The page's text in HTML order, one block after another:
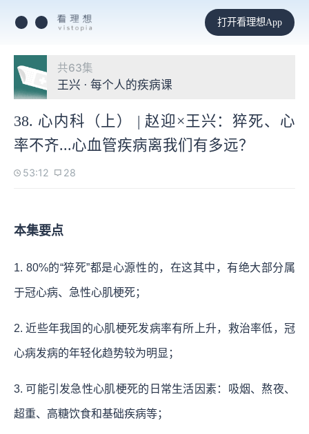
打开看理想App
共63集
王兴 · 每个人的疾病课
38. 心内科（上） | 赵迎×王兴：猝死、心
率不齐...心血管疾病离我们有多远？
53:12 28
本集要点
1. 80%的“猝死”都是心源性的，在这其中，有绝大部分属
于冠心病、急性心肌梗死；
2. 近些年我国的心肌梗死发病率有所上升，救治率低，冠
心病发病的年轻化趋势较为明显；
3. 可能引发急性心肌梗死的日常生活因素：吸烟、熬夜、
超重、高糖饮食和基础疾病等；